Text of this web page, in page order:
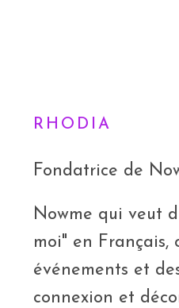
RHODIA
Fondatrice de
Nowme qui veut
moi" en Français,
événements et
connexion et